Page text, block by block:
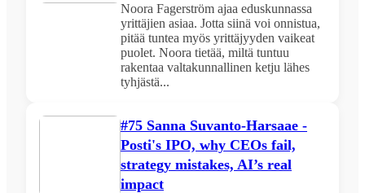
Noora Fagerström ajaa eduskunnassa
yrittäjien asiaa. Jotta siinä voi onnistua,
pitää tuntea myös yrittäjyyden vaikeat
puolet. Noora tietää, miltä tuntuu
rakentaa valtakunnallinen ketju lähes
tyhjästä...
#75 Sanna Suvanto-Harsaae -
Posti's IPO, why CEOs fail,
strategy mistakes, AI’s real
impact